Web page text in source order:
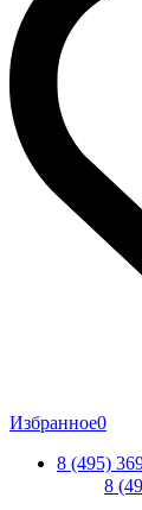
Избранное0
8 (495)
8